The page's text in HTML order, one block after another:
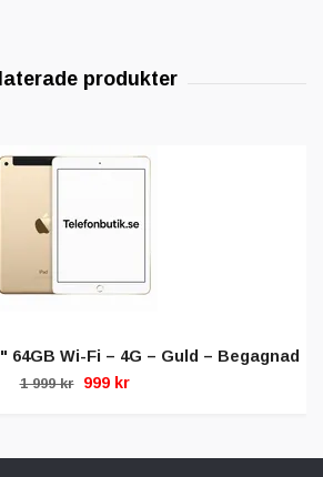
64GB Wi-Fi – 4G – Guld – Begagnad
1 999 kr 999 kr